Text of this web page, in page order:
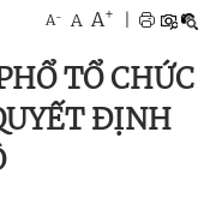
A- A A+
TỔ CHỨC
ĐỊNH